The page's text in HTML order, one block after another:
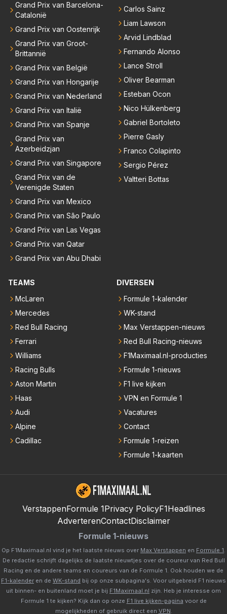
Grand Prix van Barcelona-
Catalonië
Grand Prix van Oostenrijk
Grand Prix van Groot-
Brittannië
Grand Prix van België
Grand Prix van Hongarije
Grand Prix van Nederland
Grand Prix van Italië
Grand Prix van Spanje
Grand Prix van
Azerbeidzjan
Grand Prix van Singapore
Grand Prix van de
Verenigde Staten
Grand Prix van Mexico
Grand Prix van São Paulo
Grand Prix van Las Vegas
Grand Prix van Qatar
Grand Prix van Abu Dhabi
Carlos Sainz
Liam Lawson
Arvid Lindblad
Fernando Alonso
Lance Stroll
Oliver Bearman
Esteban Ocon
Nico Hülkenberg
Gabriel Bortoleto
Pierre Gasly
Franco Colapinto
Sergio Pérez
Valtteri Bottas
TEAMS
McLaren
Mercedes
Red Bull Racing
Ferrari
Williams
Racing Bulls
Aston Martin
Haas
Audi
Alpine
Cadillac
DIVERSEN
Formule 1-kalender
WK-stand
Max Verstappen-nieuws
Red Bull Racing-nieuws
F1Maximaal.nl-producties
Formule 1-nieuws
F1 live kijken
VPN en Formule 1
Vacatures
Contact
Formule 1-reizen
Formule 1-kaarten
VerstappenFormule 1Privacy PolicyF1Headlines
AdverterenContactDisclaimer
Formule 1-nieuws
Op F1Maximaal.nl vind je het laatste nieuws over Max Verstappen en Formule 1.
De redactie schrijft dagelijks de laatste nieuwtjes over de coureur van Red Bull
Racing en de andere teams en coureurs van de Formule 1. Ook houden we de
F1-kalender en de WK-stand bij op onze subpagina's. Voor uitgebreid F1 nieuws
uit binnen- en buitenland moet je bij F1Maximaal.nl zijn. Heb je interesse om
Formule 1 te kijken? Kijk dan op onze F1 live kijken-pagina voor de
mogelijkheden of gebruik direct een VPN.